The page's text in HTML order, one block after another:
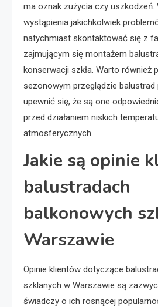
ma oznak zużycia czy uszkodzeń.
wystąpienia jakichkolwiek
natychmiast skontaktować się z
zajmującym się montażem
konserwacji szkła. Warto również
sezonowym przeglądzie balustrad
upewnić się, że są one
przed działaniem niskich
atmosferycznych.
Jakie są opinie
balustradach
balkonowych
Warszawie
Opinie klientów dotyczące
szklanych w Warszawie są
świadczy o ich rosnącej